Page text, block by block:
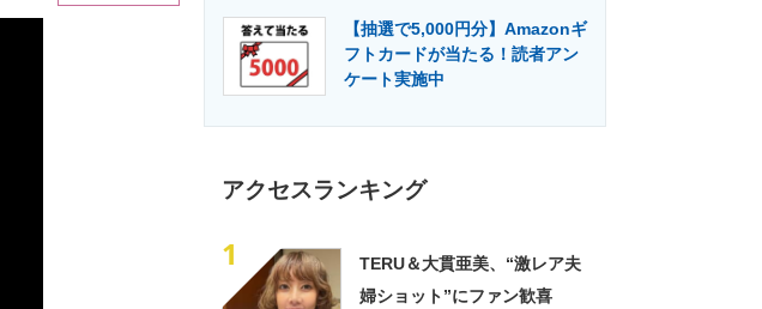
【抽選で5,000円分】Amazonギ
フトカードが当たる！読者アン
ケート実施中
アクセスランキング
1
TERU＆大貫亜美、“激レア夫
婦ショット”にファン歓喜